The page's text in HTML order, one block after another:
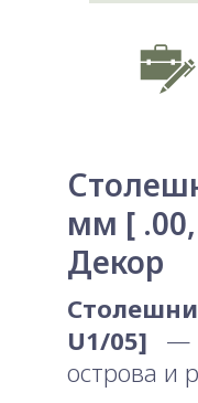
мм [
Декор
U1/05] —
острова и